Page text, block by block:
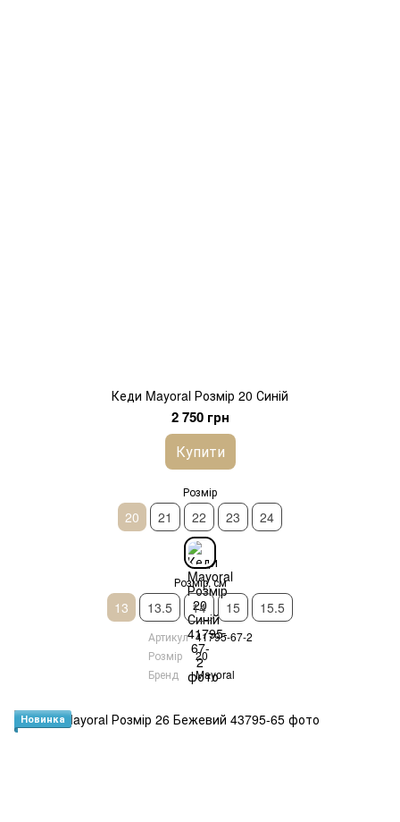
Кеди Mayoral Розмір 20 Синій
2 750 грн
Купити
Розмір
20 21 22 23 24
Розмір, см
13 13.5 14 15 15.5
Артикул 41795-67-2
Розмір
20
Бренд
Mayoral
Новинка